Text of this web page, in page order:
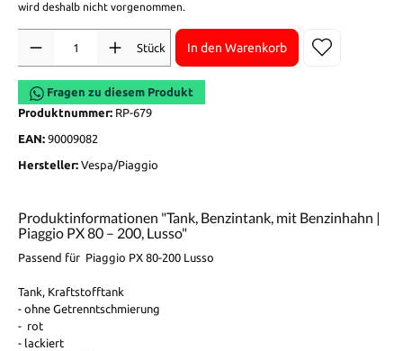
wird deshalb nicht vorgenommen.
Stück
In den Warenkorb
Fragen zu diesem Produkt
Produktnummer: RP-679
EAN: 90009082
Hersteller: Vespa/Piaggio
Produktinformationen "Tank, Benzintank, mit Benzinhahn |
Piaggio PX 80 – 200, Lusso"
Passend für Piaggio PX 80-200 Lusso
Tank, Kraftstofftank
- ohne Getrenntschmierung
- rot
- lackiert